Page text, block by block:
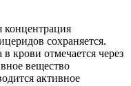
сохраняется.
крови отмечается через
вещество
активное